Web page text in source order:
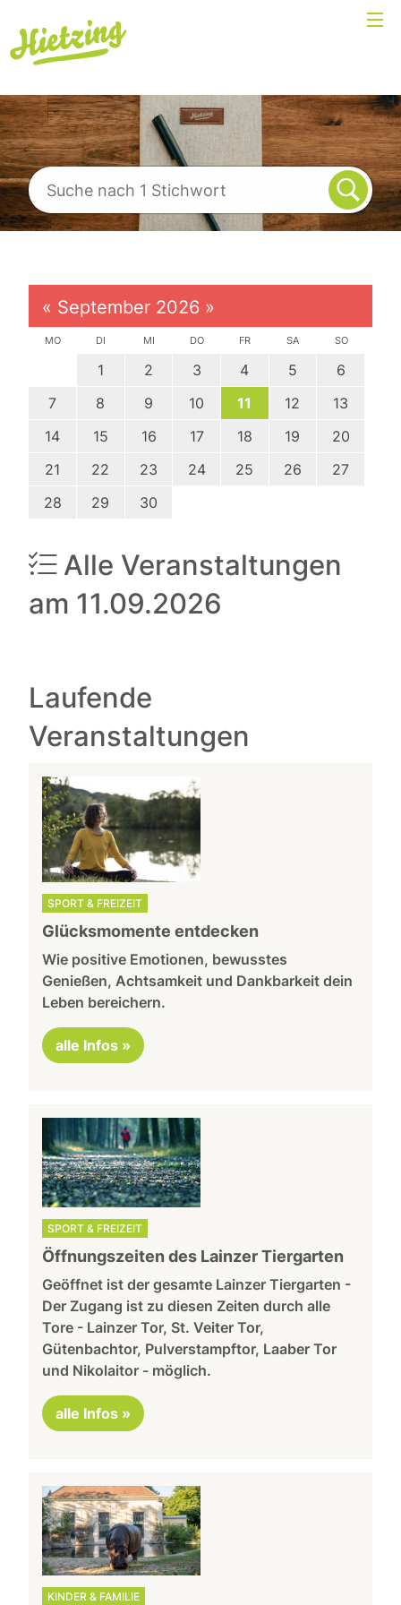
« September 2026 »
MO DI MI DO FR SA SO
1 2 3 4 5
6
7
8 9 10 11 12
13
14
15 16 17 18 19
20
21
22 23 24 25 26
27
28
29 30
Alle Veranstaltungen
am 11.09.2026
Laufende
Veranstaltungen
SPORT & FREIZEIT
Glücksmomente entdecken
Wie positive Emotionen, bewusstes
Genießen, Achtsamkeit und Dankbarkeit dein
Leben bereichern.
alle Infos »
SPORT & FREIZEIT
Öffnungszeiten des Lainzer Tiergarten
Geöffnet ist der gesamte Lainzer Tiergarten -
Der Zugang ist zu diesen Zeiten durch alle
Tore - Lainzer Tor, St. Veiter Tor,
Gütenbachtor, Pulverstampftor, Laaber Tor
und Nikolaitor - möglich.
alle Infos »
KINDER & FAMILIE